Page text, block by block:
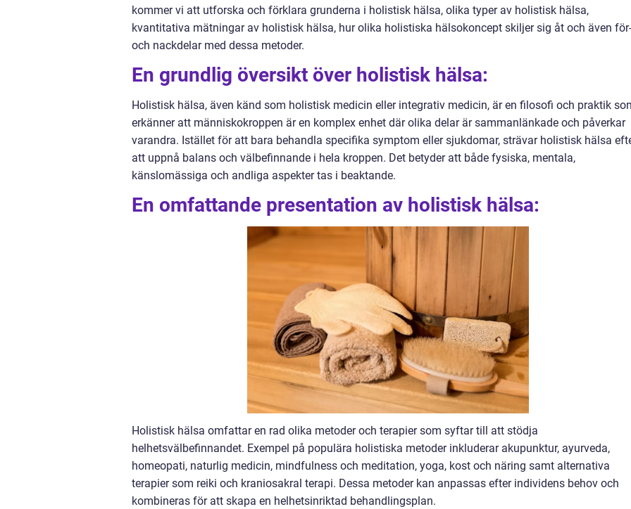
kommer vi att utforska och förklara grunderna i holistisk hälsa, olika typer av holistisk hälsa,
kvantitativa mätningar av holistisk hälsa, hur olika holistiska hälsokoncept skiljer sig åt och även för-
och nackdelar med dessa metoder.
En grundlig översikt över holistisk hälsa:
Holistisk hälsa, även känd som holistisk medicin eller integrativ medicin, är en filosofi och praktik
erkänner att människokroppen är en komplex enhet där olika delar är sammanlänkade och påverkar
varandra. Istället för att bara behandla specifika symptom eller sjukdomar, strävar holistisk hälsa
att uppnå balans och välbefinnande i hela kroppen. Det betyder att både fysiska, mentala,
känslomässiga och andliga aspekter tas i beaktande.
En omfattande presentation av holistisk hälsa:
Holistisk hälsa omfattar en rad olika metoder och terapier som syftar till att stödja
helhetsvälbefinnandet. Exempel på populära holistiska metoder inkluderar akupunktur, ayurveda,
homeopati, naturlig medicin, mindfulness och meditation, yoga, kost och näring samt alternativa
terapier som reiki och kraniosakral terapi. Dessa metoder kan anpassas efter individens behov och
kombineras för att skapa en helhetsinriktad behandlingsplan.